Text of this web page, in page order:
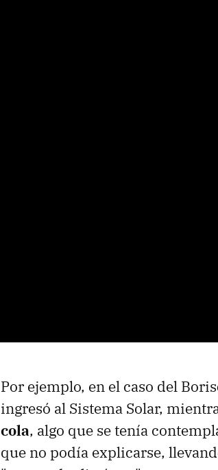
Por ejemplo, en el caso del
ingresó al Sistema Solar,
cola, algo que se tenía
que no podía explicarse,